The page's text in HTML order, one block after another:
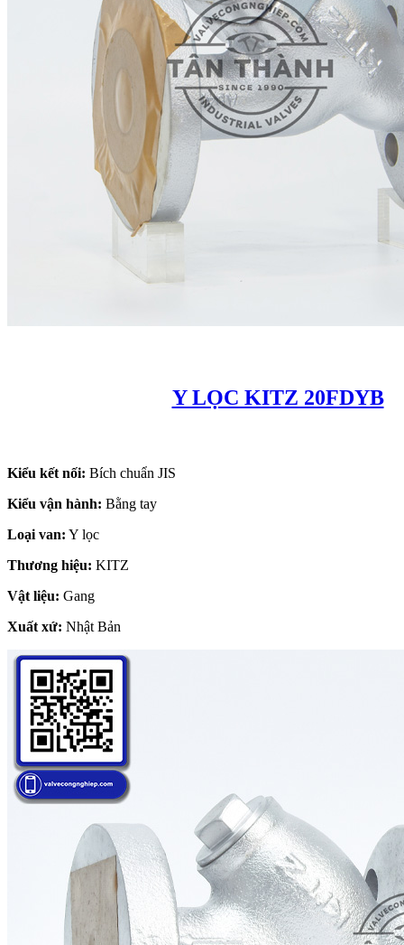
Y LỌC KITZ 20FDYB
Kiểu kết nối: Bích chuẩn JIS
Kiểu vận hành: Bằng tay
Loại van: Y lọc
Thương hiệu: KITZ
Vật liệu: Gang
Xuất xứ: Nhật Bản